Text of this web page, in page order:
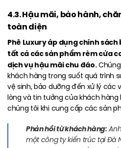
4.3. Hậu mãi, bảo hành,
toàn diện
Phê Luxury áp dụng chính
tất cả các sản phẩm rèm cửa
dịch vụ hậu mãi chu đáo.
khách hàng trong suốt quá trình
vệ sinh, bảo dưỡng đến xử lý các
lòng và tin tưởng của khách
chúng tôi khi cung cấp các sản
Phản hồi từ khách hàng:
một công ty kiến trúc tại Đà